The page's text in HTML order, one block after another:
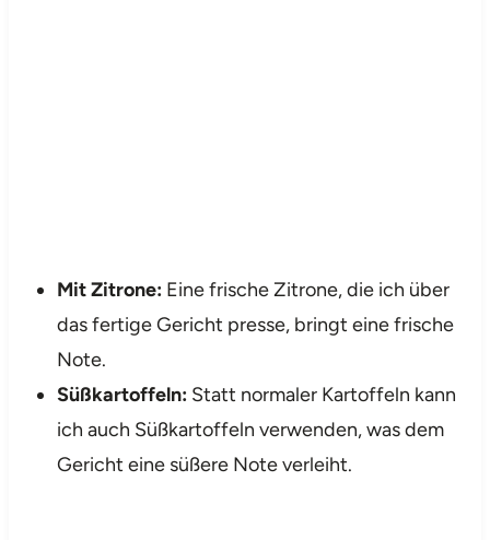
Mit Zitrone:Eine frische Zitrone, die ich über
das fertige Gericht presse, bringt eine frische
Note.
Süßkartoffeln:Statt normaler Kartoffeln kann
ich auch Süßkartoffeln verwenden, was dem
Gericht eine süßere Note verleiht.